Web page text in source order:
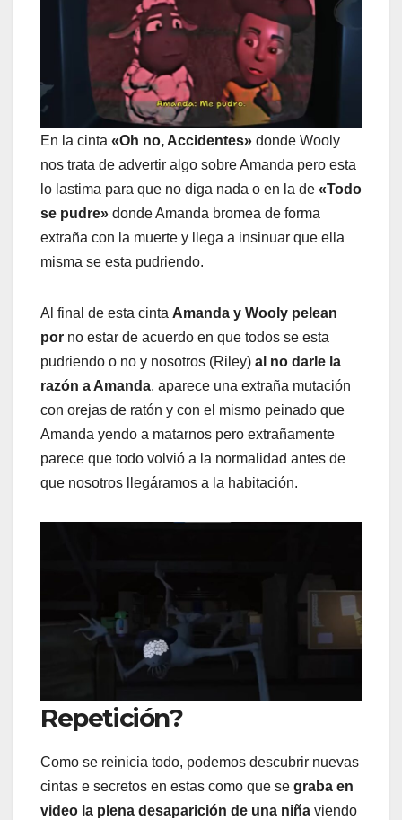
En la cinta «Oh no, Accidentes» donde Wooly
nos trata de advertir algo sobre Amanda pero esta
lo lastima para que no diga nada o en la de «Todo
se pudre» donde Amanda bromea de forma
extraña con la muerte y llega a insinuar que ella
misma se esta pudriendo.
Al final de esta cinta Amanda y Wooly pelean
por no estar de acuerdo en que todos se esta
pudriendo o no y nosotros (Riley) al no darle la
razón a Amanda, aparece una extraña mutación
con orejas de ratón y con el mismo peinado que
Amanda yendo a matarnos pero extrañamente
parece que todo volvió a la normalidad antes de
que nosotros llegáramos a la habitación.
Repetición?
Como se reinicia todo, podemos descubrir nuevas
cintas e secretos en estas como que se graba en
video la plena desaparición de una niña viendo